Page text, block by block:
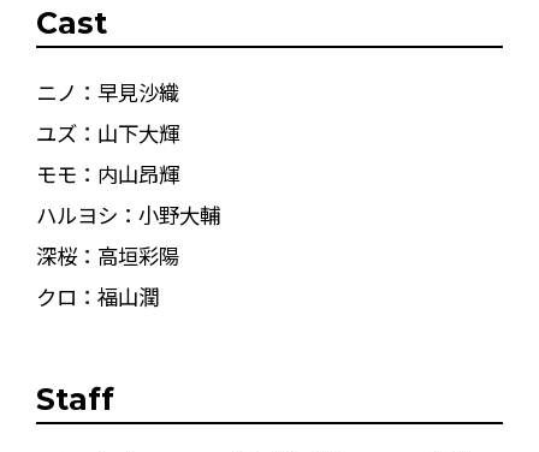
Cast
ニノ：早見沙織
ユズ：山下大輝
モモ：内山昂輝
ハルヨシ：小野大輔
深桜：高垣彩陽
クロ：福山潤
Staff